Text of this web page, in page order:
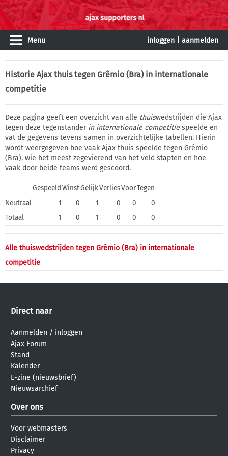
Menu inloggen aanmelden
Historie Ajax thuis tegen Grêmio (Bra) in internationale
competitie
Deze pagina geeft een overzicht van alle thuiswedstrijden die Ajax
tegen deze tegenstander in internationale competitie speelde en
vat de gegevens tevens samen in overzichtelijke tabellen. Hierin
wordt weergegeven hoe vaak Ajax thuis speelde tegen Grêmio
(Bra), wie het meest zegevierend van het veld stapten en hoe
vaak door beide teams werd gescoord.
Gespeeld WinstGelijkVerliesVoorTegen
Neutraal
1 0 1 0 0
0
Totaal
1 0 1 0 0 0
Alle thuiswedstrijden tegen Grêmio (Bra) in internationale
competitie
Direct naar
Aanmelden / inloggen
Ajax Forum
Stand
Kalender
E-zine (nieuwsbrief)
Nieuwsarchief
Over ons
Voor webmasters
Disclaimer
Privacy